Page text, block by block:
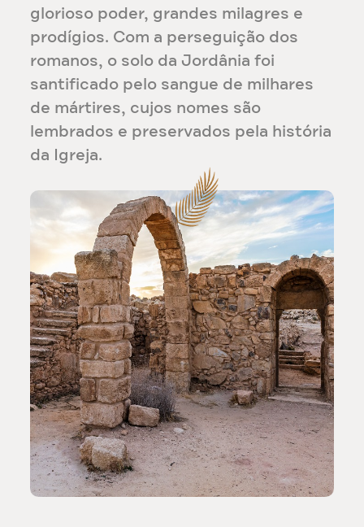
glorioso poder, grandes milagres e
prodígios. Com a perseguição dos
romanos, o solo da Jordânia foi
santificado pelo sangue de milhares
de mártires, cujos nomes são
lembrados e preservados pela história
da Igreja.